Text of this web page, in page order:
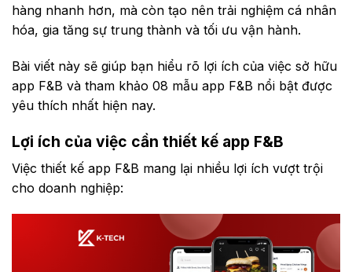
hàng nhanh hơn, mà còn tạo nên trải nghiệm cá nhân
hóa, gia tăng sự trung thành và tối ưu vận hành.
Bài viết này sẽ giúp bạn hiểu rõ lợi ích của việc sở hữu
app F&B và tham khảo 08 mẫu app F&B nổi bật được
yêu thích nhất hiện nay.
Lợi ích của việc cần thiết kế app F&B
Việc thiết kế app F&B mang lại nhiều lợi ích vượt trội
cho doanh nghiệp: